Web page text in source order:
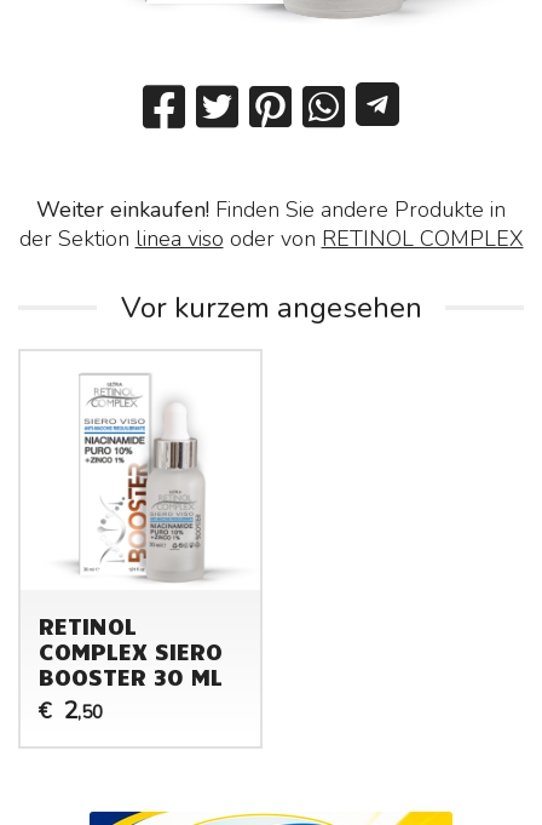
Weiter einkaufen! Finden Sie andere Produkte in
der Sektion linea viso oder von RETINOL COMPLEX
Vor kurzem angesehen
RETINOL
COMPLEX SIERO
BOOSTER 30 ML
€ 2,50